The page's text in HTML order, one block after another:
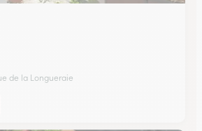
de la Longueraie